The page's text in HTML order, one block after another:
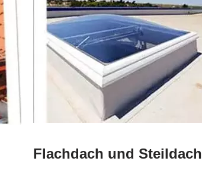
Flachdach und Steildach